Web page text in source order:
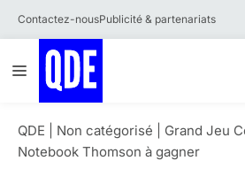
Contactez-nousPublicité & partenariats
au
contenu
Menu
QDE Non catégorisé
Grand Jeu
Notebook Thomson à gagner